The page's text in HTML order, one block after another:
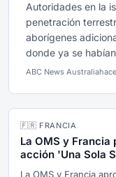
Autoridades en la
penetración
aborígenes
donde ya se
ABC News Australia
🇫🇷 FRANCIA
La OMS y Francia
acción 'Una Sola
La OMS y Francia